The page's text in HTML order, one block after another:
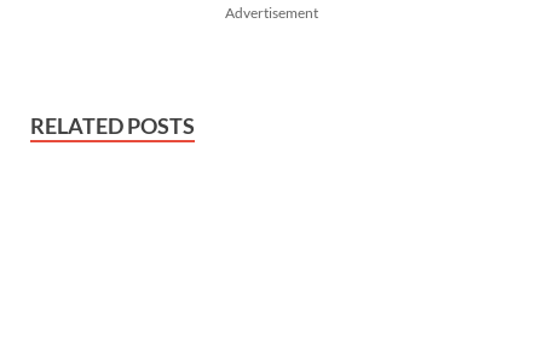
Advertisement
RELATED POSTS